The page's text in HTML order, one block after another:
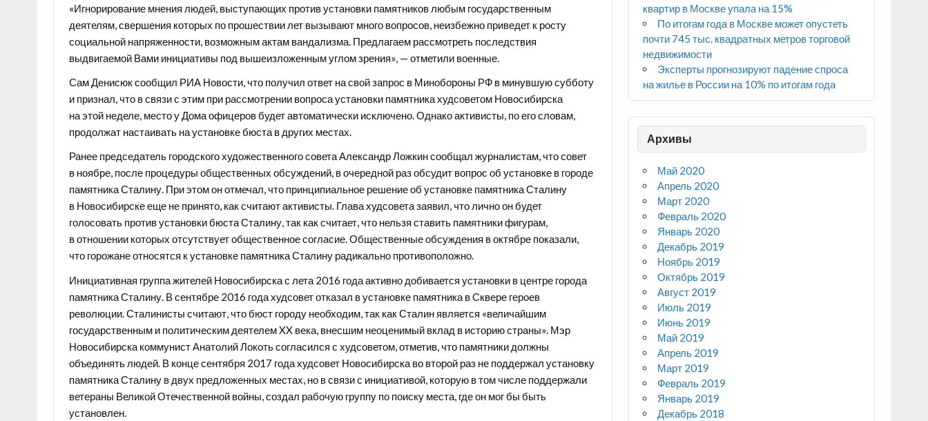
«Игнорирование мнения людей, выступающих против установки памятников любым государственным
деятелям, свершения которых по прошествии лет вызывают много вопросов, неизбежно приведет к росту
социальной напряженности, возможным актам вандализма. Предлагаем рассмотреть последствия
выдвигаемой Вами инициативы под вышеизложенным углом зрения», — отметили военные.
Сам Денисюк сообщил РИА Новости, что получил ответ на свой запрос в Минобороны РФ в минувшую субботу
и признал, что в связи с этим при рассмотрении вопроса установки памятника худсоветом Новосибирска
на этой неделе, место у Дома офицеров будет автоматически исключено. Однако активисты, по его словам,
продолжат настаивать на установке бюста в других местах.
Ранее председатель городского художественного совета Александр Ложкин сообщал журналистам, что совет
в ноябре, после процедуры общественных обсуждений, в очередной раз обсудит вопрос об установке в городе
памятника Сталину. При этом он отмечал, что принципиальное решение об установке памятника Сталину
в Новосибирске еще не принято, как считают активисты. Глава худсовета заявил, что лично он будет
голосовать против установки бюста Сталину, так как считает, что нельзя ставить памятники фигурам,
в отношении которых отсутствует общественное согласие. Общественные обсуждения в октябре показали,
что горожане относятся к установке памятника Сталину радикально противоположно.
Инициативная группа жителей Новосибирска с лета 2016 года активно добивается установки в центре города
памятника Сталину. В сентябре 2016 года худсовет отказал в установке памятника в Сквере героев
революции. Сталинисты считают, что бюст городу необходим, так как Сталин является «величайшим
государственным и политическим деятелем XX века, внесшим неоценимый вклад в историю страны». Мэр
Новосибирска коммунист Анатолий Локоть согласился с худсоветом, отметив, что памятники должны
объединять людей. В конце сентября 2017 года худсовет Новосибирска во второй раз не поддержал установку
памятника Сталину в двух предложенных местах, но в связи с инициативой, которую в том числе поддержали
ветераны Великой Отечественной войны, создал рабочую группу по поиску места, где он мог бы быть
установлен.
квартир в Москве упала на 15%
По итогам года в Москве может опустеть
почти 745 тыс. квадратных метров торговой
недвижимости
Эксперты прогнозируют падение спроса
на жилье в России на 10% по итогам года
Архивы
Май 2020
Апрель 2020
Март 2020
Февраль 2020
Январь 2020
Декабрь 2019
Ноябрь 2019
Октябрь 2019
Август 2019
Июль 2019
Июнь 2019
Май 2019
Апрель 2019
Март 2019
Февраль 2019
Январь 2019
Декабрь 2018